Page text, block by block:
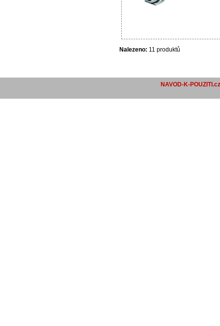
Nalezeno: 11 produktů
NAVOD-K-POUZITI.cz